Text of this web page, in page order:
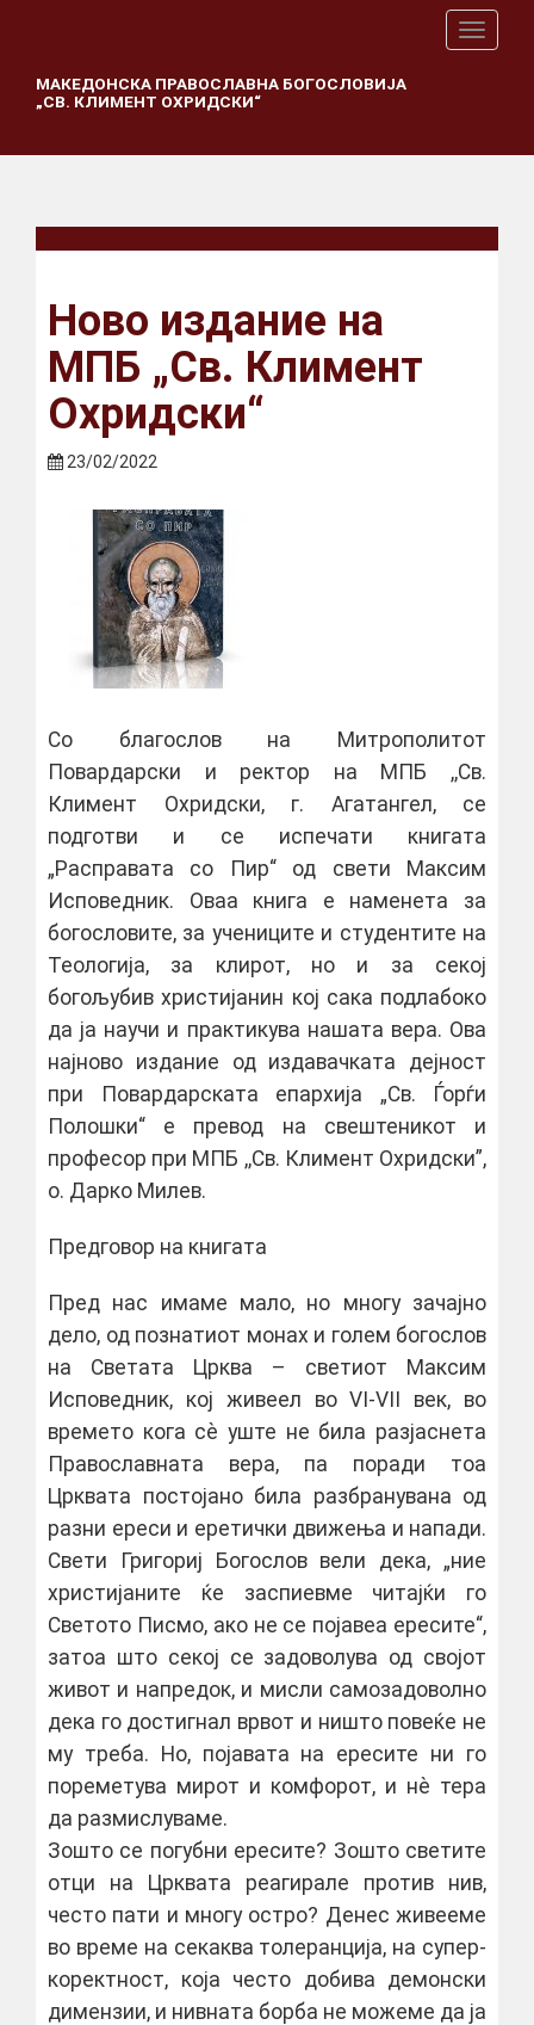
T
o
e
v
i
МАКЕДОНСКА ПРАВОСЛАВНА БОГОСЛОВИЈА
„СВ. КЛИМЕНТ ОХРИДСКИ“
Ново издание на
МПБ „Св. Климент
Охридски“
23/02/2022
Со благослов на Митрополитот
Повардарски и ректор на МПБ ,,Св.
Климент Охридски, г. Агатангел, се
подготви и се испечати книгата
„Расправата со Пир“ од свети Максим
Исповедник. Оваа книга е наменета за
богословите, за учениците и студентите на
Теологија, за клирот, но и за секој
богољубив христијанин кој сака подлабоко
да ја научи и практикува нашата вера. Ова
најново издание од издавачката дејност
при Повардарската епархија „Св. Ѓорѓи
Полошки“ е превод на свештеникот и
професор при МПБ ,,Св. Климент Охридски”,
о. Дарко Милев.
Предговор на книгата
Пред нас имаме мало, но многу зачајно
дело, од познатиот монах и голем богослов
на Светата Црква – светиот Максим
Исповедник, кој живеел во VI-VII век, во
времето кога сѐ уште не била разјаснета
Православната вера, па поради тоа
Црквата постојано била разбранувана од
разни ереси и еретички движења и напади.
Свети Григориј Богослов вели дека, „ние
христијаните ќе заспиевме читајќи го
Светото Писмо, ако не се појавеа ересите“,
затоа што секој се задоволува од својот
живот и напредок, и мисли самозадоволно
дека го достигнал врвот и ништо повеќе не
му треба. Но, појавата на ересите ни го
пореметува мирот и комфорот, и нѐ тера
да размислуваме.
Зошто се погубни ересите? Зошто светите
отци на Црквата реагирале против нив,
често пати и многу остро? Денес живееме
во време на секаква толеранција, на супер-
коректност, која често добива демонски
димензии, и нивната борба не можеме да ја